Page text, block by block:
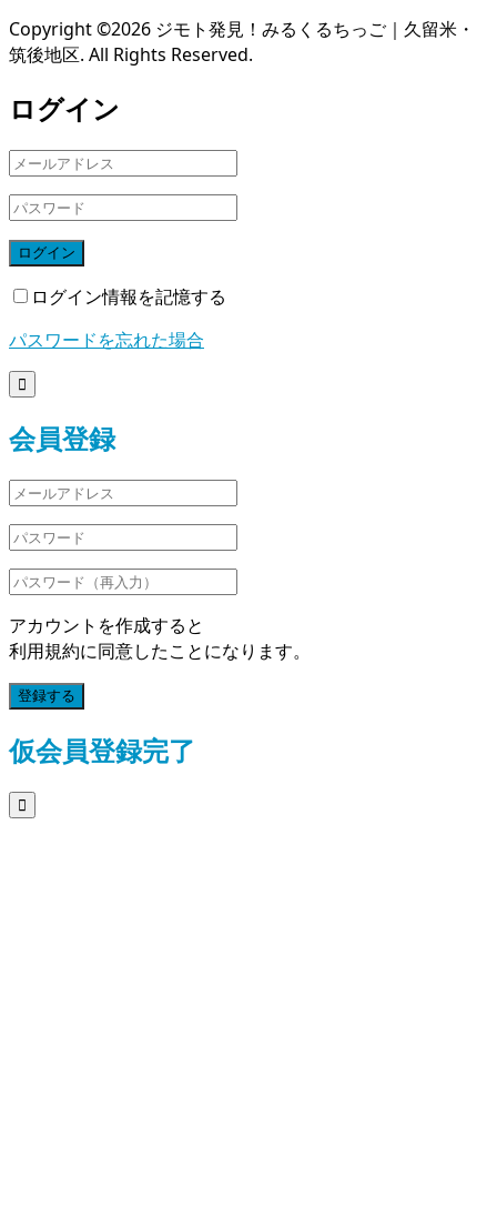
Copyright ©2026 ジモト発見！みるくるちっご｜久留米・
筑後地区. All Rights Reserved.
ログイン
ログイン
ログイン情報を記憶する
パスワードを忘れた場合

会員登録
アカウントを作成すると
利用規約に同意したことになります。
登録する
仮会員登録完了
